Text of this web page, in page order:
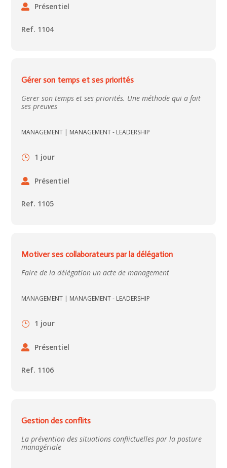
Présentiel
Ref. 1104
Gérer son temps et ses priorités
Gerer son temps et ses priorités. Une méthode qui a fait
ses preuves
MANAGEMENT | MANAGEMENT - LEADERSHIP
1 jour
Présentiel
Ref. 1105
Motiver ses collaborateurs par la délégation
Faire de la délégation un acte de management
MANAGEMENT | MANAGEMENT - LEADERSHIP
1 jour
Présentiel
Ref. 1106
Gestion des conflits
La prévention des situations conflictuelles par la posture
managériale